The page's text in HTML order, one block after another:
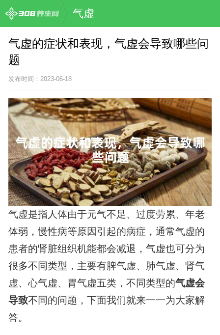
气虚
气虚的症状和表现，气虚会导致哪些问
题
发布时间：2023-06-18
气虚是指人体由于元气不足、过度劳累、年老
体弱，慢性病等原因引起的病症，通常气虚的
患者的肾脏组织机能都会减退，气虚也可分为
很多不同类型，主要有脾气虚、肺气虚、肾气
虚、心气虚、胃气虚五类，不同类型的气虚会
导致不同的问题，下面我们就来一一为大家解
答。